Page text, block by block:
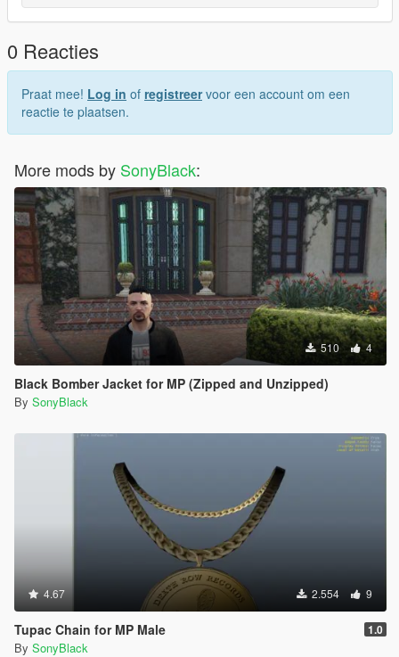
0 Reacties
Praat mee! Log in of registreervoor een account om een
reactie te plaatsen.
More mods by SonyBlack:
510 4
Black Bomber Jacket for MP (Zipped and Unzipped)
By SonyBlack
4.67 2.554 9
Tupac Chain for MP Male 1.0
By SonyBlack